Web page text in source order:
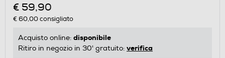
€ 59,90
€ 60,00consigliato
Acquisto online: disponibile
Ritiro in negozio in 30' gratuito: verifica